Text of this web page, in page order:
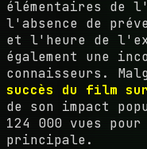
élémentaires de
l'absence de
et l'heure de
également une
connaisseurs.
succès du film
de son impact
124 000 vues pour
principale.